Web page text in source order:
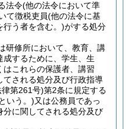
法令(他の法令において準
て徴税吏員(他の法令に基
行う者を含む。)がする処分
研修所において、教育、講
するために、学生、生
これらの保護者、講習
される処分及び行政指導
第261号)第2条に規定する
いう。)又は公務員であっ
分に関してされる処分及び